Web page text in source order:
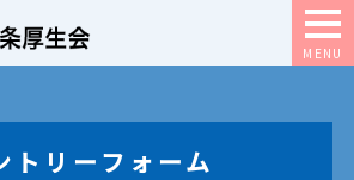
MENU
トリーフォーム